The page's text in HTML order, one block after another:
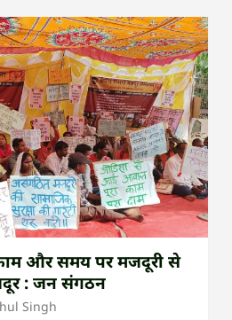
और समय पर मजदूरी से
: जन संगठन
Singh